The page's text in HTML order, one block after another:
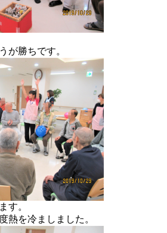
が勝ちです。
す。
熱を冷ましました。